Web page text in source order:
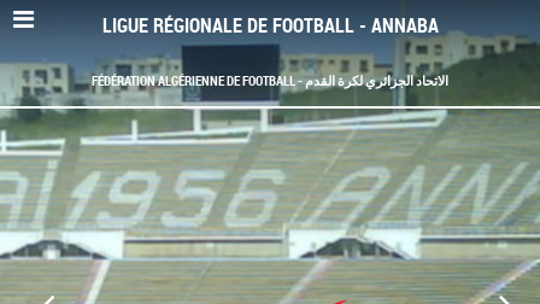
LIGUE RÉGIONALE DE FOOTBALL - ANNABA
FÉDÉRATION ALGÉRIENNE DE FOOTBALL - الاتحاد الجزائري لكرة القدم